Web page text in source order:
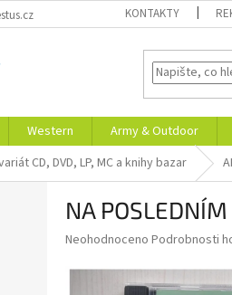
KONTAKTY
Western Army & Outdoor
CD, DVD, LP, MC a knihy bazar
NA POSLEDNÍM
Průměrné
produktu
Neohodnoceno Podrobnosti